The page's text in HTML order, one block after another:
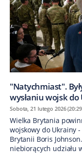
"Natychmiast".
wysłaniu wojsk
Sobota, 21 lutego 2026
Wielka Brytania
wojskowy do Ukrainy
Brytanii Boris
niebiorących udziału